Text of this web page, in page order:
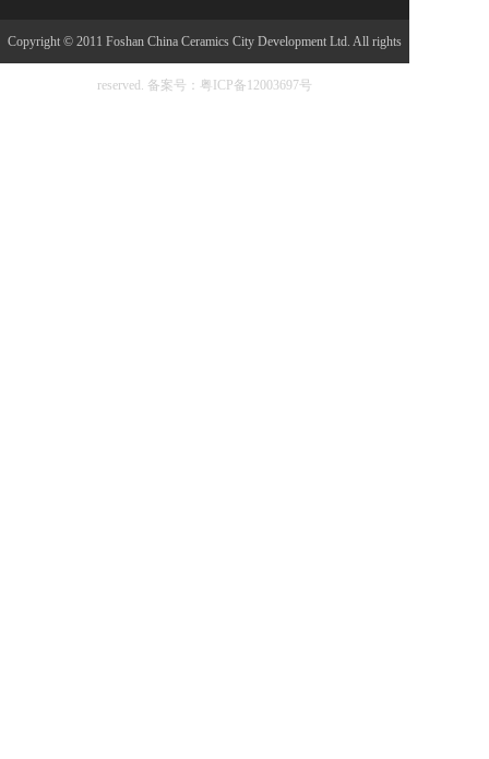
Copyright © 2011 Foshan China Ceramics City Development Ltd. All rights
reserved. 备案号：粤ICP备12003697号